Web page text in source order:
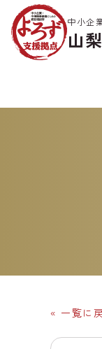
中小企
山
« 一覧に